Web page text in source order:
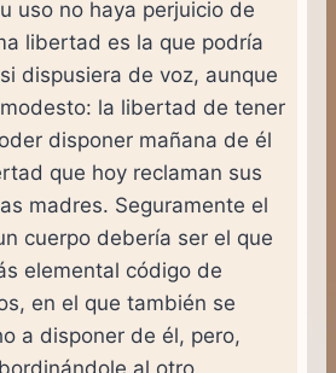
uso no haya perjuicio de
libertad es la que podría
dispusiera de voz, aunque
la libertad de tener
disponer mañana de él
que hoy reclaman sus
madres. Seguramente el
cuerpo debería ser el que
elemental código de
en el que también se
a disponer de él, pero,
al otro.